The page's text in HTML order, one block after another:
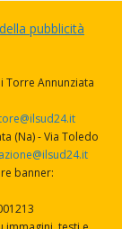
pubblicità
Torre Annunziata
(Na) - Via Toledo
banner: